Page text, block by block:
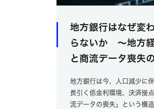
地方銀行はなぜ変
らないか ～地方
と商流データ喪失
地方銀行は今、人口減少に
長引く低金利環境、決済接
流データの喪失」という構